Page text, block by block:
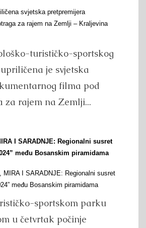
turističko-sportskog
je svjetska
filma pod
za rajem na Zemlji...
I SARADNJE: Regionalni susret
među Bosanskim piramidama
sportskom parku
u četvrtak počinje